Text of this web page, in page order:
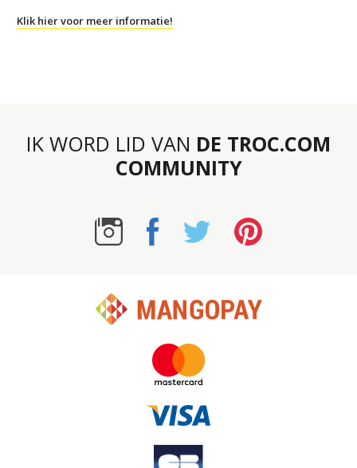
Klik hier voor meer informatie!
IK WORD LID VAN DE TROC.COM
COMMUNITY